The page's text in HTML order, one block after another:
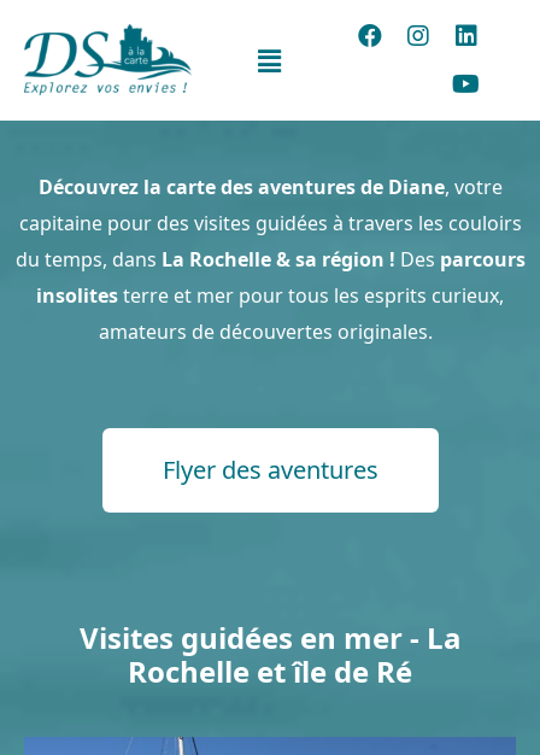
Découvrez la carte des aventures de Diane, votre
capitaine pour des visites guidées à travers les couloirs
du temps, dans La Rochelle & sa région ! Des parcours
insolitesterre et mer pour tous les esprits curieux,
amateurs de découvertes originales.
Flyer des aventures
Visites guidées en mer - La
Rochelle et île de Ré